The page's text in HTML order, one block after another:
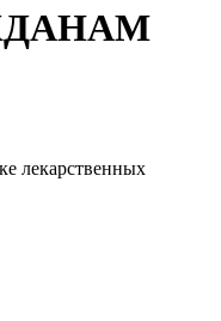
лекарственных